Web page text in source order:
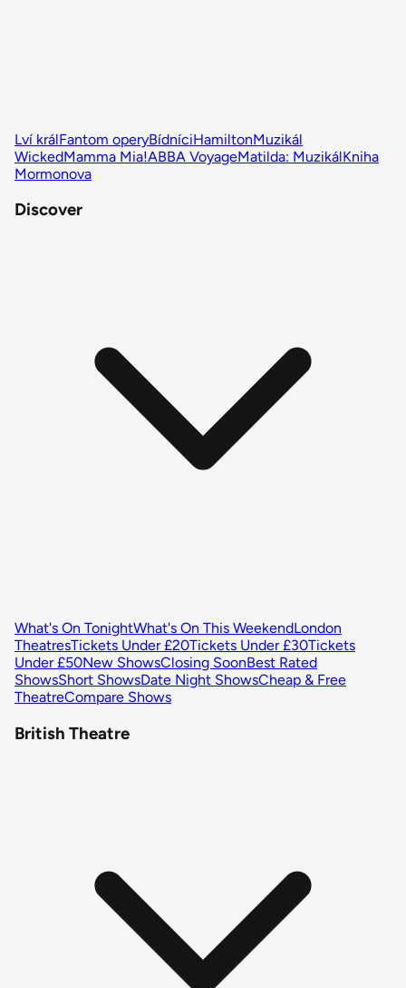
Lví králFantom operyBídníciHamiltonMuzikál
WickedMamma Mia!ABBA VoyageMatilda: MuzikálKniha
Mormonova
Discover
What's On TonightWhat's On This WeekendLondon
TheatresTickets Under £20Tickets Under £30Tickets
Under £50New ShowsClosing SoonBest Rated
ShowsShort ShowsDate Night ShowsCheap & Free
TheatreCompare Shows
British Theatre